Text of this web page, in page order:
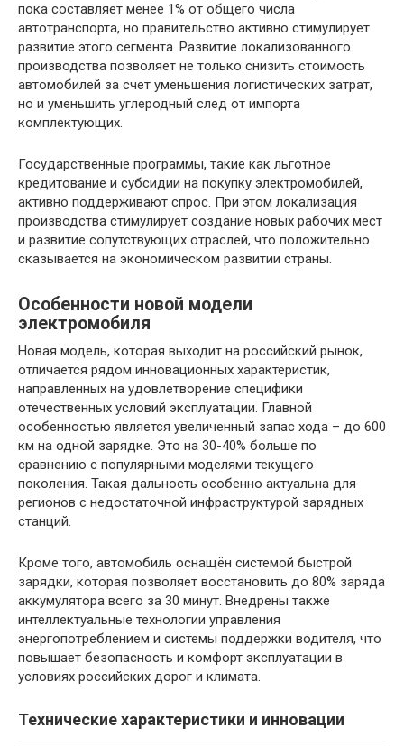
пока составляет менее 1% от общего числа
автотранспорта, но правительство активно стимулирует
развитие этого сегмента. Развитие локализованного
производства позволяет не только снизить стоимость
автомобилей за счет уменьшения логистических затрат,
но и уменьшить углеродный след от импорта
комплектующих.
Государственные программы, такие как льготное
кредитование и субсидии на покупку электромобилей,
активно поддерживают спрос. При этом локализация
производства стимулирует создание новых рабочих мест
и развитие сопутствующих отраслей, что положительно
сказывается на экономическом развитии страны.
Особенности новой модели
электромобиля
Новая модель, которая выходит на российский рынок,
отличается рядом инновационных характеристик,
направленных на удовлетворение специфики
отечественных условий эксплуатации. Главной
особенностью является увеличенный запас хода – до 600
км на одной зарядке. Это на 30-40% больше по
сравнению с популярными моделями текущего
поколения. Такая дальность особенно актуальна для
регионов с недостаточной инфраструктурой зарядных
станций.
Кроме того, автомобиль оснащён системой быстрой
зарядки, которая позволяет восстановить до 80% заряда
аккумулятора всего за 30 минут. Внедрены также
интеллектуальные технологии управления
энергопотреблением и системы поддержки водителя, что
повышает безопасность и комфорт эксплуатации в
условиях российских дорог и климата.
Технические характеристики и инновации